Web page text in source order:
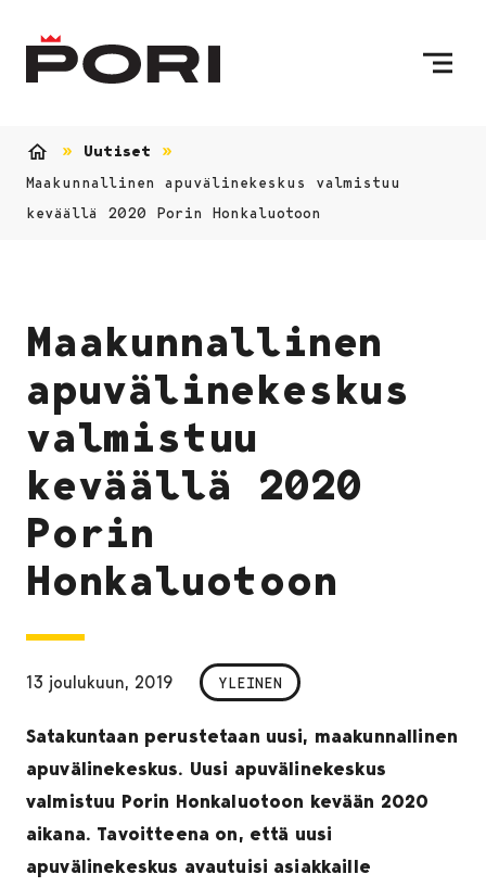
Uutiset
Maakunnallinen apuvälinekeskus valmistuu
keväällä 2020 Porin Honkaluotoon
Maakunnallinen
apuvälinekeskus
valmistuu
keväällä 2020
Porin
Honkaluotoon
13 joulukuun, 2019 YLEINEN
Satakuntaan perustetaan uusi, maakunnallinen
apuvälinekeskus. Uusi apuvälinekeskus
valmistuu Porin Honkaluotoon kevään 2020
aikana. Tavoitteena on, että uusi
apuvälinekeskus avautuisi asiakkaille